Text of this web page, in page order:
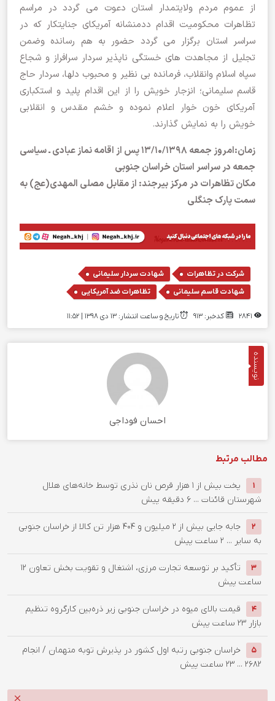
از عموم مردم ولایتمدار استان دعوت می گردد در مراسم
تظاهرات محکومیت اقدام ددمنشانه آمریکای جنایتکار که در
سراسر استان برگزار می گردد حضور به هم رسانده وضمن
تجلیل از مجاهدت های خستگی ناپذیر سردار سرافراز و شجاع
سپاه اسلام وانقلاب، فرمانده بی نظیر و محبوب دلها، سردار حاج
قاسم سلیمانی؛ انزجار خویش را از این اقدام پلید و استکباری
آمریکای خون خوار اعلام نموده و خشم مقدس و انقلابی
خویش را به نمایش گذارند.
زمان:امروز جمعه 13/10/1398 پس از اقامه نماز عبادی ـ سیاسی
جمعه در سراسر استان خراسان جنوبی
مکان تظاهرات در مرکز بیرجند: از مقابل مصلی المهدی(عج) به
سمت پارک جنگلی
شرکت در تظاهرات , شهادت سردار سلیمانی
شهادت قاسم سلیمانی , تظاهرات ضد آمریکایی
کدخبر: 913 تاریخ و ساعت انتشار: ۱۳ دی ۱۳۹۸ | 11:52
نویسنده
احسان فوداجی
مطالب مرتبط
1
پخت بیش از 1 هزار قرص نان نذری توسط خانه‌های هلال
شهرستان قائنات ... 6 دقیقه پیش
2
جابه جایی بیش از 2 میلیون و 404 هزار تن کالا از خراسان جنوبی
به سایر ... 2 ساعت پیش
3 تأکید بر توسعه تجارت مرزی، اشتغال و تقویت بخش تعاون 12
ساعت پیش
4
قیمت بالای میوه در خراسان جنوبی زیر ذره‌بین کارگروه تنظیم
بازار 23 ساعت پیش
5
خراسان جنوبی رتبه اول کشور در پذیرش توبه متهمان / انجام
۲۶۸۲ ...
23 ساعت پیش